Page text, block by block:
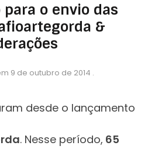
para o envio das
&
9 de outubro de 2014 .
desde o lançamento
. Nesse período, 65